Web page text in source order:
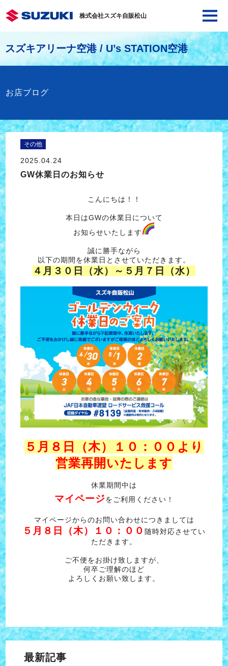
株式会社スズキ自販松山
スズキアリーナ空港 / U’s STATION空港
お店ブログ
その他
2025.04.24
GW休業日のお知らせ
こんにちは！！
本日はGWの休業日について
お知らせいたします
誠に勝手ながら
以下の期間を休業日とさせていただきます。
４月３０日（水）～５月７日（水）
５月８日（木）１０：００より
営業再開いたします
休業期間中は
マイページをご利用ください！
マイページからのお問い合わせにつきましては
５月８日（木）１０：００ 随時対応させてい
ただきます。
ご不便をお掛け致しますが、
何卒ご理解のほど
よろしくお願い致します。
最新記事